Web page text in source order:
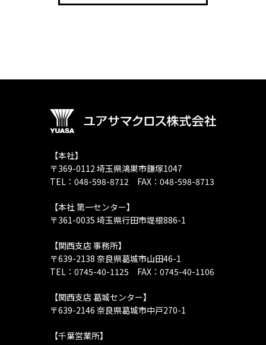
【本社】
〒369-0112 埼玉県鴻巣市鎌塚1047
TEL：048-598-8712 FAX：048-598-8713
【本社 第一センター】
〒361-0035 埼玉県行田市堤根886-1
【関西支店 事務所】
〒639-2138 奈良県葛城市山田46-1
TEL：0745-40-1125 FAX：0745-40-1106
【関西支店 葛城センター】
〒639-2146 奈良県葛城市中戸270-1
【千葉営業所】